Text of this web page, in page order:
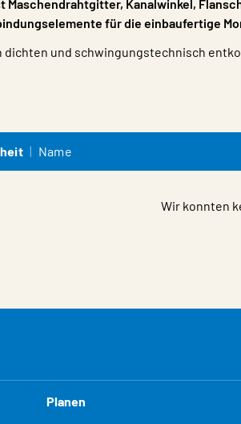
Maschendrahtgitter, Kanalwinkel,
für die einbaufertige
und schwingungstechnisch
Name
Wir konnten
Planen